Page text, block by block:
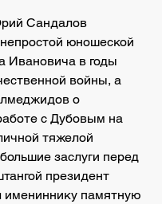
Сандалов
юношеской
Ивановича в годы
войны, а
о
с Дубовым на
тяжелой
заслуги перед
президент
памятную